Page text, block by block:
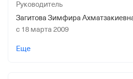
Руководитель
Загитова Зимфира
с 18 марта 2009
15 октября 1993
Еще